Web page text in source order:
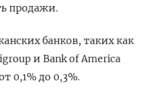
продажи.
банков, таких как
и Bank of America
0,1% до 0,3%.